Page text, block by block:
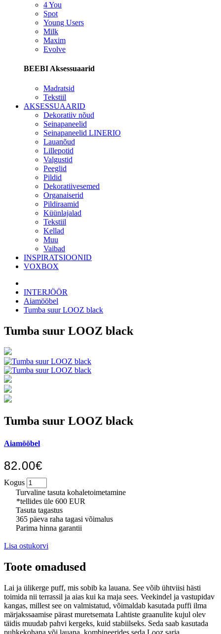
4 You
Spot
Young Users
Milk
Maxim
Evolve
BEEBI Aksessuaarid
Madratsid
Tekstiil
AKSESSUAARID
Dekoratiiv nõud
Seinapaneelid
Seinapaneelid LINERIO
Lauanõud
Lillepotid
Valgustid
Peeglid
Pildid
Dekoratiivesemed
Organaiserid
Pildiraamid
Küünlajalad
Tekstiil
Kellad
Muu
Vaibad
INSPIRATSIOONID
VOXBOX
INTERJÖÖR
Aiamööbel
Tumba suur LOOZ black
Tumba suur LOOZ black
Tumba suur LOOZ black
Aiamööbel
82.00€
Kogus
Turvaline tasuta kohaletoimetamine
*tellides üle 600 EUR
Tasuta tagastus
365 päeva raha tagasi võimalus
Parima hinna garantii
Lisa ostukorvi
Toote omadused
Lai ja ülikerge puff, mis sobib ka lauana. See võib ühtviisi hästi
toimida nii terrassil ja aias kui ka maja sees. Veekindel ja vastupidav
kangas, millest see on valmistatud, võimaldab kasutada puffi ilma
märjakssaamise pärast muretsemata Lahtiste graanulite kujul olev
täidis muudab pahvi kergeks, kuid stabiilseks. Seda saab kasutada
puhkekohana või lauana, kombineerides seda Looz sarja